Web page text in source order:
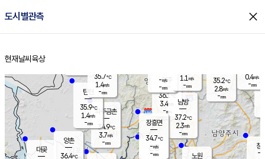
도시별관측 close
홈
현재날씨 육상
양주
36.1℃
3.4
-mm
파주금촌
34.9℃
3.7m/s
-mm
35.2℃
2.8m/s
-mm
대곶
창
탄현
35.9℃
1.4m/s
-mm
0.4m/s
-mm
양촌
36.4℃
은평
노원
남방
37.2℃
2.3m/s
-mm
장흥면
34.7℃
-m/s
-mm
-m/s
-mm
35.7℃
1.4m/s
-mm
1.1 m/s
-mm